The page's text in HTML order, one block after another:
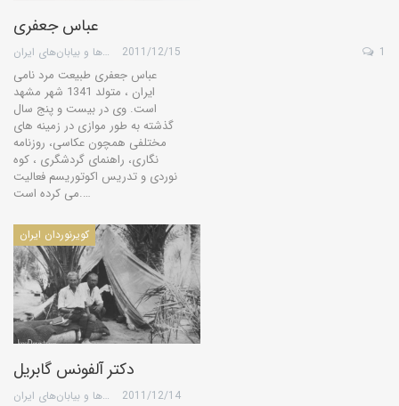
عباس جعفری
گروه کویرها و بیابان‌های ایران 2011/12/15 1
عباس جعفری طبیعت مرد نامی
ایران ، متولد 1341 شهر مشهد
است. وی در بیست و پنج سال
گذشته به طور موازی در زمینه های
مختلفی همچون عکاسی، روزنامه
نگاری، راهنمای گردشگری ، کوه
نوردی و تدریس اکوتوریسم فعالیت
می کرده است.…
کویرنوردان ایران
دکتر آلفونس گابریل
گروه کویرها و بیابان‌های ایران 2011/12/14